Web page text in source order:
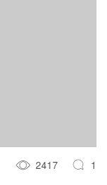
2417 1